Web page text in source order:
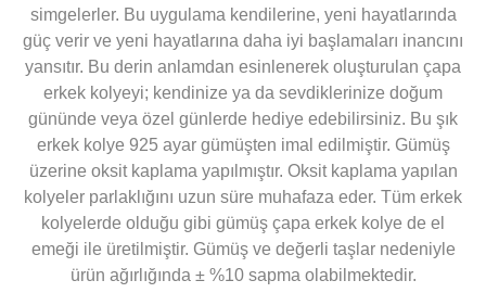
simgelerler. Bu uygulama kendilerine, yeni hayatlarında
güç verir ve yeni hayatlarına daha iyi başlamaları inancını
yansıtır. Bu derin anlamdan esinlenerek oluşturulan çapa
erkek kolyeyi; kendinize ya da sevdiklerinize doğum
gününde veya özel günlerde hediye edebilirsiniz. Bu şık
erkek kolye 925 ayar gümüşten imal edilmiştir. Gümüş
üzerine oksit kaplama yapılmıştır. Oksit kaplama yapılan
kolyeler parlaklığını uzun süre muhafaza eder. Tüm erkek
kolyelerde olduğu gibi gümüş çapa erkek kolye de el
emeği ile üretilmiştir. Gümüş ve değerli taşlar nedeniyle
ürün ağırlığında ± %10 sapma olabilmektedir.